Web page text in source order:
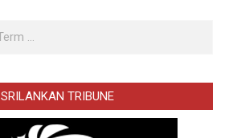
SRILANKAN TRIBUNE